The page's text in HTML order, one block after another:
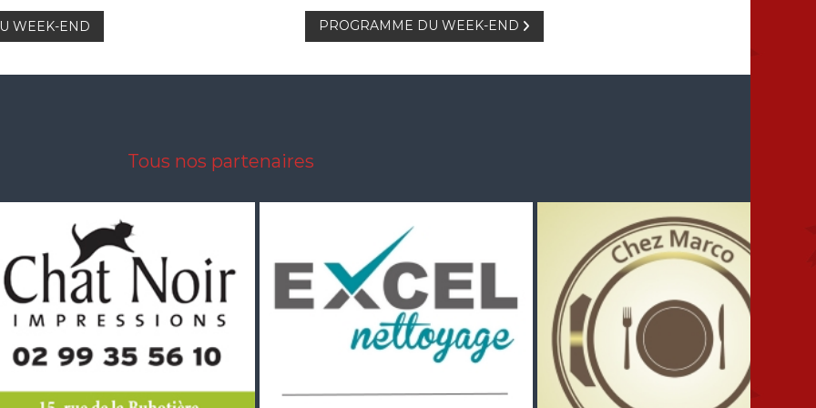
WEEK-END PROGRAMME DU WEEK-END
Tous nos partenaires